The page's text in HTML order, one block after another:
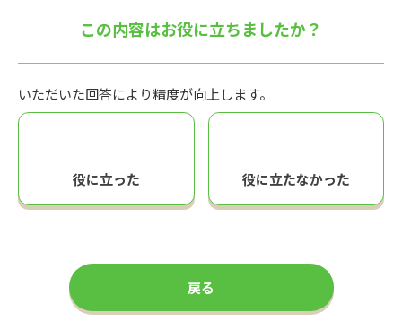
この内容はお役に立ちましたか？
いただいた回答により精度が向上します。
役に立った 役に立たなかった
戻る